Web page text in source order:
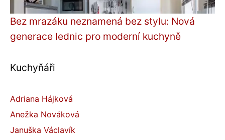
Bez mrazáku neznamená bez stylu: Nová
generace lednic pro moderní kuchyně
Kuchyňáři
Adriana Hájková
Anežka Nováková
Januška Václavík